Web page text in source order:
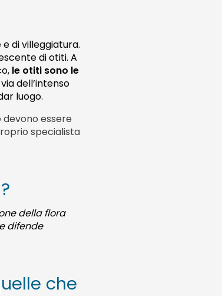
e di villeggiatura.
di otiti. A
le otiti sono le
dell’intenso
luogo.
essere
specialista
della flora
difende
che